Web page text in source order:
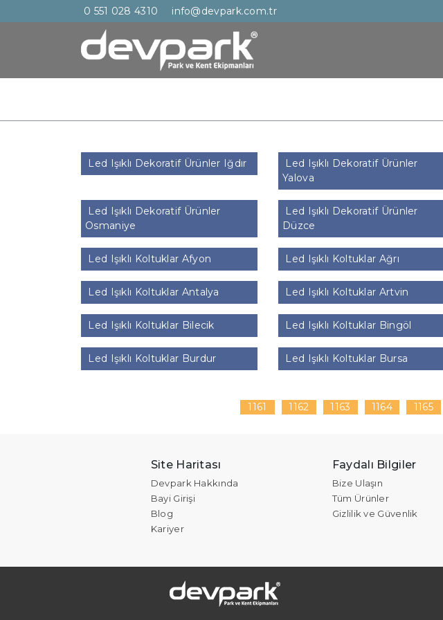
0 551 028 4310 info@devpark.com.tr
Led Işıklı Dekoratif Ürünler Iğdır
Led Işıklı Dekoratif Ürünler
Yalova
Led Işıklı Dekoratif Ürünler
Osmaniye
Led Işıklı Dekoratif Ürünler
Düzce
Led Işıklı Koltuklar Afyon Led Işıklı Koltuklar Ağrı
Led Işıklı Koltuklar Antalya Led Işıklı Koltuklar Artvin
Led Işıklı Koltuklar Bilecik Led Işıklı Koltuklar Bingöl
Led Işıklı Koltuklar Burdur Led Işıklı Koltuklar Bursa
1161 1162 1163 1164 1165
Site Haritası
Devpark Hakkında
Bayi Girişi
Blog
Kariyer
Faydalı Bilgiler
Bize Ulaşın
Tüm Ürünler
Gizlilik ve Güvenlik